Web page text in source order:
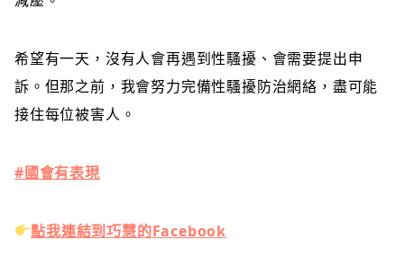
希望有一天，沒有人會再遇到性騷擾、會需要提出申
訴。但那之前，我會努力完備性騷擾防治網絡，盡可能
接住每位被害人。
#國會有表現
點我連結到巧慧的Facebook